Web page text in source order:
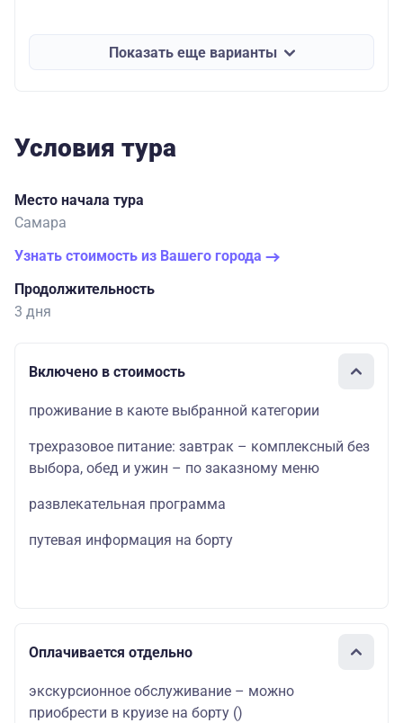
Показать еще варианты
Условия тура
Место начала тура
Самара
Узнать стоимость из Вашего города
Продолжительность
3 дня
Включено в стоимость
проживание в каюте выбранной категории
трехразовое питание: завтрак – комплексный без
выбора, обед и ужин – по заказному меню
развлекательная программа
путевая информация на борту
Оплачивается отдельно
экскурсионное обслуживание – можно
приобрести в круизе на борту ()